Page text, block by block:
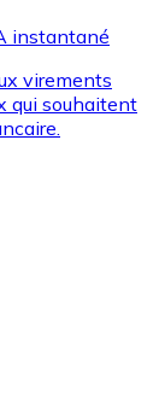
instantané
virements
qui souhaitent